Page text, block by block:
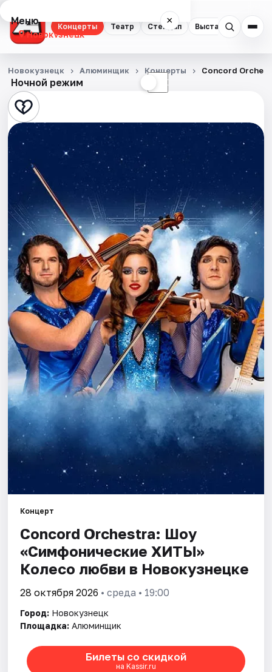
Концерты Театр Стендап Выставки
Меню ×
Новокузнецк
Концерты
Театр
Стендап
Квесты
Экскурсии
События
Города
Площадки
Артисты
Рейтинги
Ночной режим ☾
Новокузнецк Алюминщик Концерты Concord
Концерт
Concord Orchestra: Шоу
«Симфонические ХИТЫ»
Колесо любви в Новокузнецке
28 октября 2026 • среда • 19:00
Город: Новокузнецк
Площадка: Алюминщик
Билеты со скидкой
на Kassir.ru